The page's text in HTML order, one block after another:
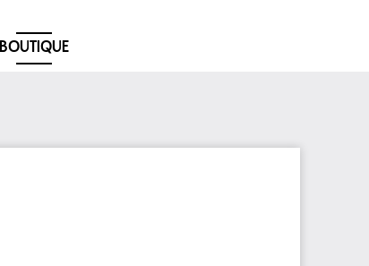
BOUTIQUE